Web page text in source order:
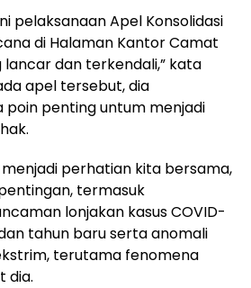
pelaksanaan Apel Konsolidasi
di Halaman Kantor Camat
lancar dan terkendali,” kata
apel tersebut, dia
poin penting untum menjadi
perhatian kita bersama,
termasuk
lonjakan kasus COVID-
tahun baru serta anomali
terutama fenomena
dia.